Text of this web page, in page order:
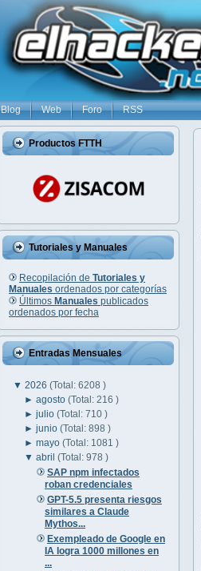
Blog Web Foro RSS
Productos FTTH
Tutoriales y Manuales
Recopilación de Tutoriales y
Manuales ordenados por categorías
Últimos Manuales publicados
ordenados por fecha
Entradas Mensuales
▼ 2026 (Total: 6208 )
►agosto(Total: 216 )
►julio(Total: 710 )
►junio(Total: 898 )
►mayo(Total: 1081 )
▼abril(Total: 978 )
SAP npm infectados
roban credenciales
GPT-5.5 presenta riesgos
similares a Claude
Mythos...
Exempleado de Google en
IA logra 1000 millones en
...